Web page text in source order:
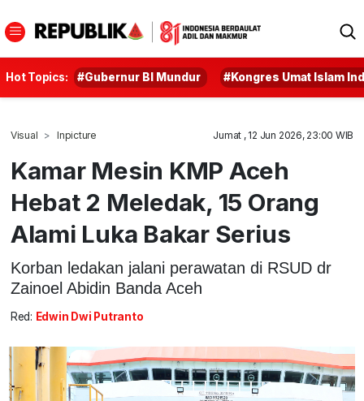
Hot Topics: #Gubernur BI Mundur #Kongres Umat Islam
Visual Inpicture Jumat , 12 Jun 2026, 23:00 WIB
Kamar Mesin KMP Aceh
Hebat 2 Meledak, 15 Orang
Alami Luka Bakar Serius
Korban ledakan jalani perawatan di RSUD dr
Zainoel Abidin Banda Aceh
Red: Edwin Dwi Putranto